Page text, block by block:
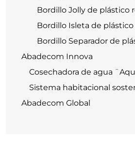
Bordillo Jolly de plástico
Bordillo Isleta de
Bordillo Separador de
Abadecom Innova
Cosechadora de agua
Sistema habitacional
Abadecom Global